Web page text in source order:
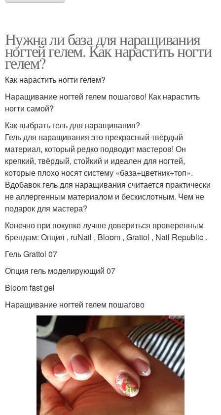
Нужна ли база для наращивания
ногтей гелем. Как нарастить ногти
гелем?
Как нарастить ногти гелем?
Наращивание ногтей гелем пошагово! Как нарастить
ногти самой?
Как выбрать гель для наращивания?
Гель для наращивания это прекрасный твёрдый
материал, который редко подводит мастеров! Он
крепкий, твёрдый, стойкий и идеален для ногтей,
которые плохо носят систему «база+цветник+топ».
Вдобавок гель для наращивания считается практически
не аллергенным материалом и бескислотным. Чем не
подарок для мастера?
Конечно при покупке лучше довериться проверенным
брендам: Опция , ruNail , Bloom , Grattol , Nail Republic .
Гель Grattol 07
Опция гель моделирующий 07
Bloom fast gel
Наращивание ногтей гелем пошагово